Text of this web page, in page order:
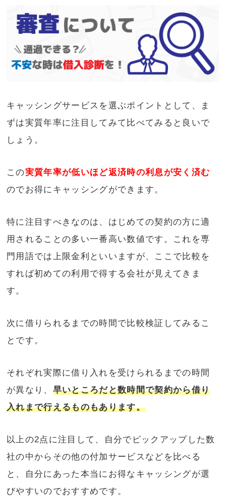
キャッシングサービスを選ぶポイントとして、ま
ずは実質年率に注目してみて比べてみると良いで
しょう。
この実質年率が低いほど返済時の利息が安く済む
のでお得にキャッシングができます。
特に注目すべきなのは、はじめての契約の方に適
用されることの多い一番高い数値です。これを専
門用語では上限金利といいますが、ここで比較を
すれば初めての利用で得する会社が見えてきま
す。
次に借りられるまでの時間で比較検証してみるこ
とです。
それぞれ実際に借り入れを受けられるまでの時間
が異なり、 早いところだと数時間で契約から借り
入れまで行えるものもあります。
以上の2点に注目して、自分でピックアップした数
社の中からその他の付加サービスなどを比べる
と、自分にあった本当にお得なキャッシングが選
びやすいのでおすすめです。